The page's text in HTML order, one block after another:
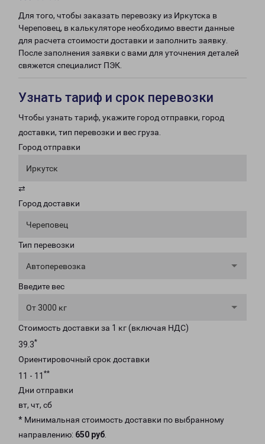
Для того, чтобы заказать перевозку из Иркутска в
Череповец, в калькуляторе необходимо ввести данные
для расчета стоимости доставки и заполнить заявку.
После заполнения заявки с вами для уточнения деталей
свяжется специалист ПЭК.
Узнать тариф и срок перевозки
Чтобы узнать тариф, укажите город отправки, город
доставки, тип перевозки и вес груза.
Город отправки
Иркутск
⇄
Город доставки
Череповец
Тип перевозки
Автоперевозка
Введите вес
От 3000 кг
Стоимость доставки за 1 кг (включая НДС)
39.3*
Ориентировочный срок доставки
11 - 11 **
Дни отправки
вт, чт, сб
* Минимальная стоимость доставки по выбранному
направлению: 650 руб.